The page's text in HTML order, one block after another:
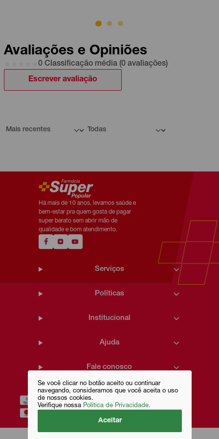
Se você clicar no botão aceito ou continuar
navegando, consideramos que você aceita o uso
de nossos cookies.
Verifique nossa Política de Privacidade.
Aceitar
Avaliações e Opiniões
0 Classificação média (0 avaliações)
Escrever avaliação
Há mais de 10 anos, levamos saúde e
bem-estar pra quem gosta de pagar
super barato sem abrir mão de
qualidade e bom atendimento.
Serviços
Políticas
Institucional
Ajuda
Fale conosco